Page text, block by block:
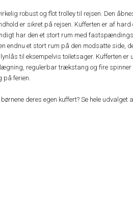
robust og flot trolley til rejsen. Den
er sikret på rejsen. Kufferten er af hard
har den et stort rum med
endnu et stort rum på den modsatte side,
til eksempelvis toiletsager. Kufferten er
regulerbar trækstang og fire spinner
på ferien.
deres egen kuffert? Se hele udvalget